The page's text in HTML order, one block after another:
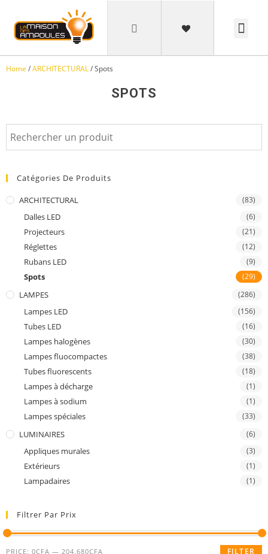
Home /ARCHITECTURAL/ Spots
SPOTS
Catégories De Produits
ARCHITECTURAL (83)
Dalles LED (6)
Projecteurs (21)
Réglettes (12)
Rubans LED (9)
Spots (29)
LAMPES (286)
Lampes LED (156)
Tubes LED (16)
Lampes halogènes (30)
Lampes fluocompactes (38)
Tubes fluorescents (18)
Lampes à décharge (1)
Lampes à sodium (1)
Lampes spéciales (33)
LUMINAIRES (6)
Appliques murales (3)
Extérieurs (1)
Lampadaires (1)
Filtrer Par Prix
FILTER
PRICE: 0CFA — 204.680CFA